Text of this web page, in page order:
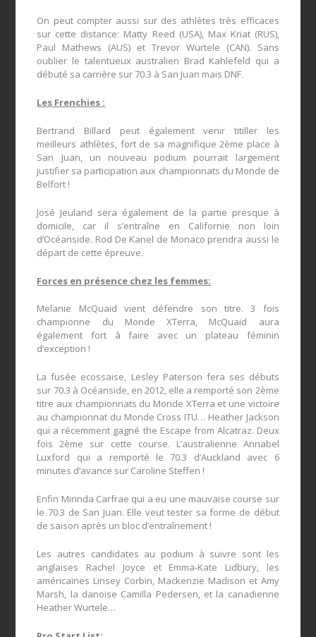
On peut compter aussi sur des athlètes très efficaces
sur cette distance: Matty Reed (USA), Max Kriat (RUS),
Paul Mathews (AUS) et Trevor Wurtele (CAN). Sans
oublier le talentueux australien Brad Kahlefeld qui a
débuté sa carrière sur 70.3 à San Juan mais DNF.
Les Frenchies :
Bertrand Billard peut également venir titiller les
meilleurs athlètes, fort de sa magnifique 2ème place à
San Juan, un nouveau podium pourrait largement
justifier sa participation aux championnats du Monde de
Belfort !
José Jeuland sera également de la partie presque à
domicile, car il s’entraîne en Californie non loin
d’Océanside. Rod De Kanel de Monaco prendra aussi le
départ de cette épreuve.
Forces en présence chez les femmes:
Melanie McQuaid vient défendre son titre. 3 fois
championne du Monde XTerra, McQuaid aura
également fort à faire avec un plateau féminin
d’exception !
La fusée ecossaise, Lesley Paterson fera ses débuts
sur 70.3 à Océanside, en 2012, elle a remporté son 2ème
titre aux championnats du Monde XTerra et une victoire
au championnat du Monde Cross ITU… Heather Jackson
qui a récemment gagné the Escape from Alcatraz. Deux
fois 2ème sur cette course. L’australienne Annabel
Luxford qui a remporté le 70.3 d’Auckland avec 6
minutes d’avance sur Caroline Steffen !
Enfin Mirinda Carfrae qui a eu une mauvaise course sur
le 70.3 de San Juan. Elle veut tester sa forme de début
de saison après un bloc d’entraînement !
Les autres candidates au podium à suivre sont les
anglaises Rachel Joyce et Emma-Kate Lidbury, les
américaines Linsey Corbin, Mackenzie Madison et Amy
Marsh, la danoise Camilla Pedersen, et la canadienne
Heather Wurtele…